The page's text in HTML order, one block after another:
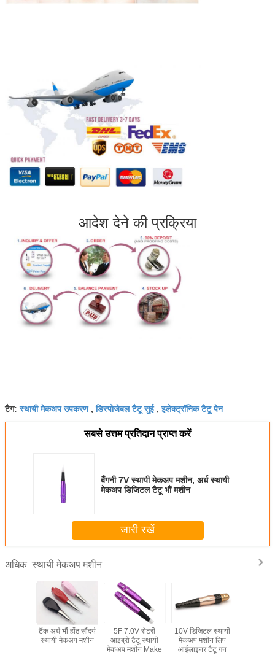
आदेश देने की प्रक्रिया
टैग:स्थायी मेकअप उपकरण,डिस्पोजेबल टैटू सुई,इलेक्ट्रॉनिक टैटू पेन
सबसे उत्तम प्रतिदान प्राप्त करें
बैंगनी 7V स्थायी मेकअप मशीन, अर्ध स्थायी
मेकअप डिजिटल टैटू भौं मशीन
जारी रखें
अधिक स्थायी मेकअप मशीन
टैंक अर्ध भौं होंठ सौंदर्य
स्थायी मेकअप मशीन
5F 7.0V रोटरी
आइब्रो टैटू स्थायी
मेकअप मशीन Make
10V डिजिटल स्थायी
मेकअप मशीन लिप
आईलाइनर टैटू गन